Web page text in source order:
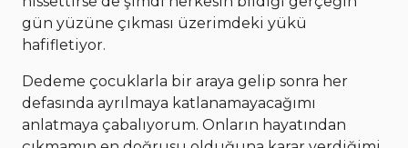
gün yüzüne çıkması üzerimdeki yükü
hafifletiyor.
Dedeme çocuklarla bir araya gelip sonra her
defasında ayrılmaya katlanamayacağımı
anlatmaya çabalıyorum. Onların hayatından